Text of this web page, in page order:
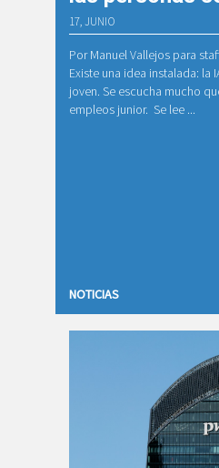
NOTICIAS
17, JUNIO
Por Manuel Vallejos para
Existe una idea instalada: la
joven. Se escucha mucho
empleos junior. Se lee ...